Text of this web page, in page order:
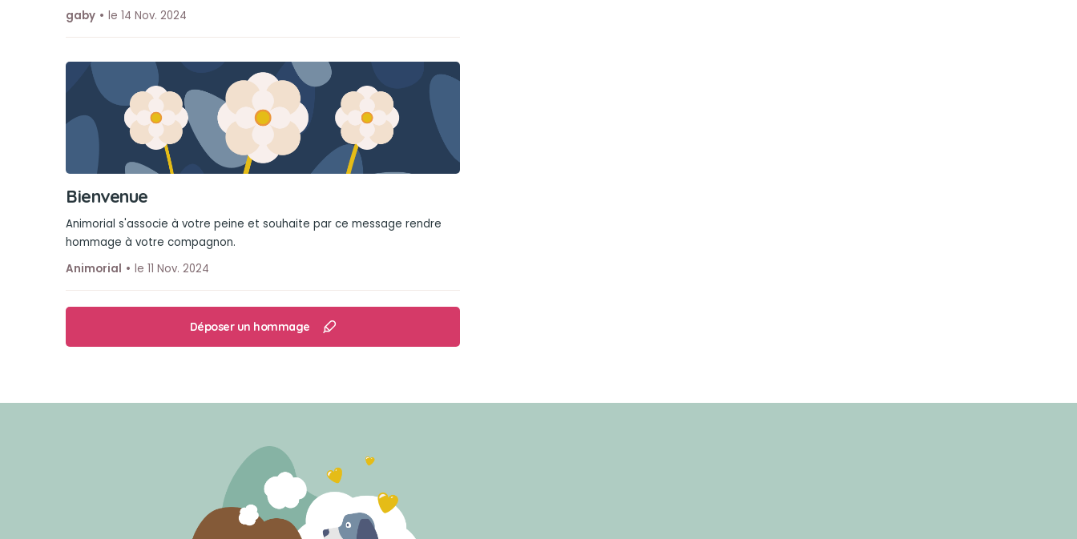
gaby
le 14 Nov. 2024
Bienvenue
Animorial s'associe à votre peine et souhaite par ce message rendre
hommage à votre compagnon.
Animorial
le 11 Nov. 2024
Déposer un hommage